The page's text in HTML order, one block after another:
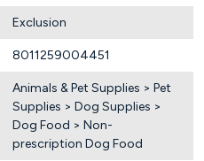
Exclusion
8011259004451
Animals & Pet Supplies > Pet
Supplies > Dog Supplies >
Dog Food > Non-
prescription Dog Food